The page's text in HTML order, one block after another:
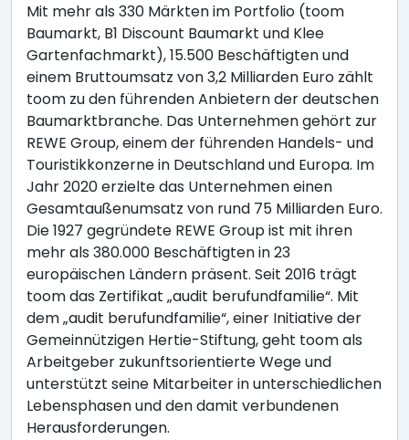
Mit mehr als 330 Märkten im Portfolio (toom
Baumarkt, B1 Discount Baumarkt und Klee
Gartenfachmarkt), 15.500 Beschäftigten und
einem Bruttoumsatz von 3,2 Milliarden Euro zählt
toom zu den führenden Anbietern der deutschen
Baumarktbranche. Das Unternehmen gehört zur
REWE Group, einem der führenden Handels- und
Touristikkonzerne in Deutschland und Europa. Im
Jahr 2020 erzielte das Unternehmen einen
Gesamtaußenumsatz von rund 75 Milliarden Euro.
Die 1927 gegründete REWE Group ist mit ihren
mehr als 380.000 Beschäftigten in 23
europäischen Ländern präsent. Seit 2016 trägt
toom das Zertifikat „audit berufundfamilie“. Mit
dem „audit berufundfamilie“, einer Initiative der
Gemeinnützigen Hertie-Stiftung, geht toom als
Arbeitgeber zukunftsorientierte Wege und
unterstützt seine Mitarbeiter in unterschiedlichen
Lebensphasen und den damit verbundenen
Herausforderungen.